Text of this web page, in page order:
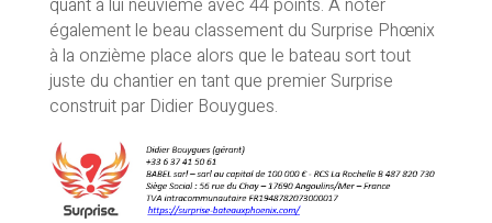
quant à lui neuvième avec 44 points. À noter
également le beau classement du Surprise Phœnix
à la onzième place alors que le bateau sort tout
juste du chantier en tant que premier Surprise
construit par Didier Bouygues.